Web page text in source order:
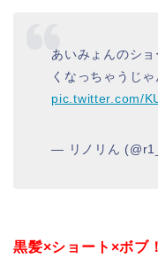
あいみょんのシ
くなっちゃうじゃ
pic.twitter.com/
— リノリん
黒髪×ショート×ボブ！